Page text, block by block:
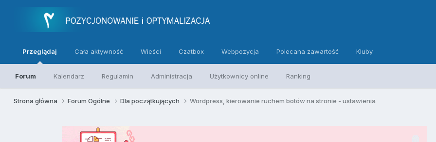
Przeglądaj
Forum Kalendarz Regulamin Administracja Użytkownicy online Ranking
Cała aktywność Wieści Czatbox Webpozycja Polecana zawartość Kluby
Strona główna Forum Ogólne Dla początkujących Wordpress, kierowanie ruchem botów na stronie - ustawienia